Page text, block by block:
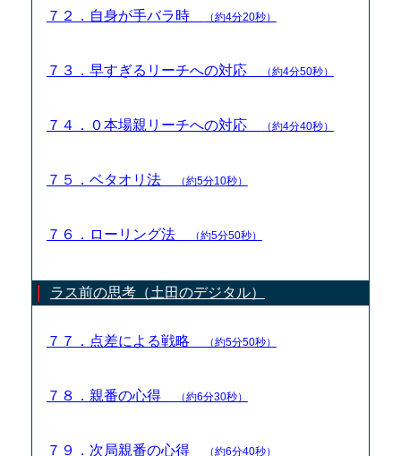
７２．自身が手バラ時 （約4分20秒）
７３．早すぎるリーチへの対応 （約4分50秒）
７４．０本場親リーチへの対応 （約4分40秒）
７５．ベタオリ法 （約5分10秒）
７６．ローリング法 （約5分50秒）
ラス前の思考（土田のデジタル）
７７．点差による戦略 （約5分50秒）
７８．親番の心得 （約6分30秒）
７９．次局親番の心得 （約6分40秒）